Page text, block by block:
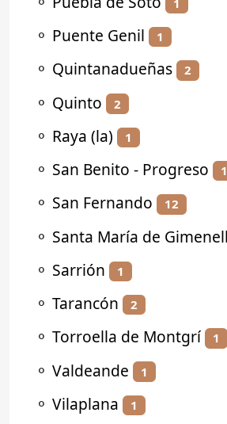
⚬ Puente Genil 1
⚬ Quintanadueñas 2
⚬ Quinto 2
⚬ Raya (la) 1
⚬ San Benito - Progreso 1
⚬ San Fernando 12
⚬ Santa María de
⚬ Sarrión 1
⚬ Tarancón 2
⚬ Torroella de Montgrí 1
⚬ Valdeande 1
⚬ Vilaplana 1